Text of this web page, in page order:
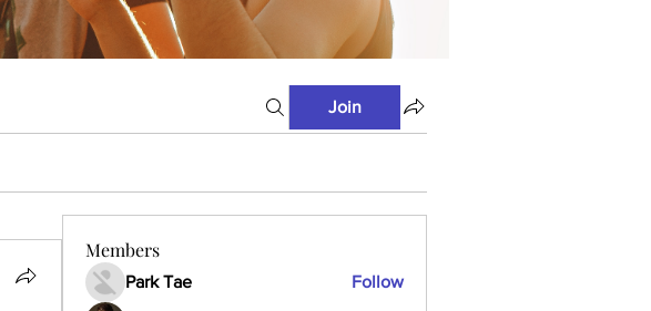
Join
Members
Park Tae Follow